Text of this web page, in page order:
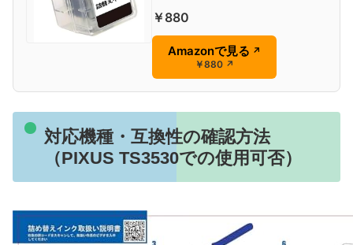
￥880
Amazonで見る ↗
￥880 ↗
対応機種・互換性の確認方法
（PIXUS TS3530での使用可否）